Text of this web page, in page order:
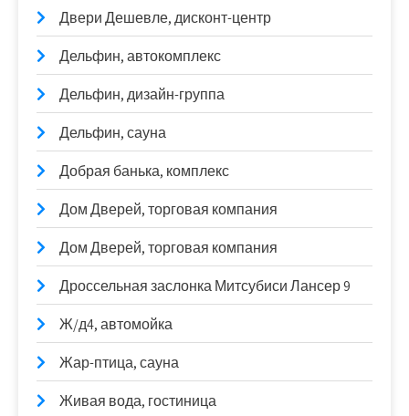
Двери Дешевле, дисконт-центр
Дельфин, автокомплекс
Дельфин, дизайн-группа
Дельфин, сауна
Добрая банька, комплекс
Дом Дверей, торговая компания
Дом Дверей, торговая компания
Дроссельная заслонка Митсубиси Лансер 9
Ж/д4, автомойка
Жар-птица, сауна
Живая вода, гостиница